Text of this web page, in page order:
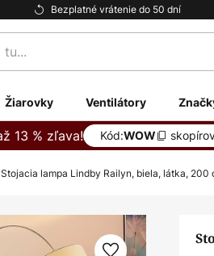
Bezplatné vrátenie do 50 dní
Žiarovky Ventilátory
13 % zľava! Kód:WOW
Stojacia lampa Lindby Railyn, biela, látka, 200